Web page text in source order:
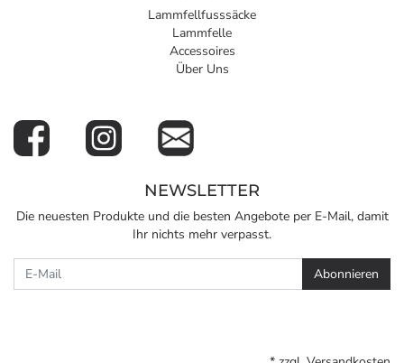
Lammfellfusssäcke
Lammfelle
Accessoires
Über Uns
NEWSLETTER
Die neuesten Produkte und die besten Angebote per E-Mail, damit
Ihr nichts mehr verpasst.
Abonnieren